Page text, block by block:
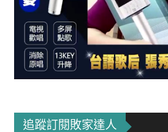
追蹤訂閱敗家達人